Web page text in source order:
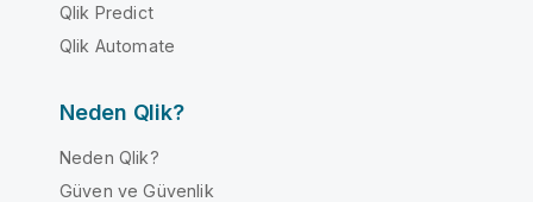
Qlik Predict
Qlik Automate
Neden Qlik?
Neden Qlik?
Güven ve Güvenlik